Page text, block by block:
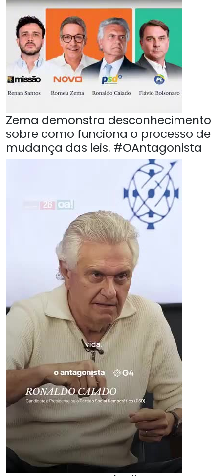
Zema demonstra desconhecimento
sobre como funciona o processo de
mudança das leis. #OAntagonista